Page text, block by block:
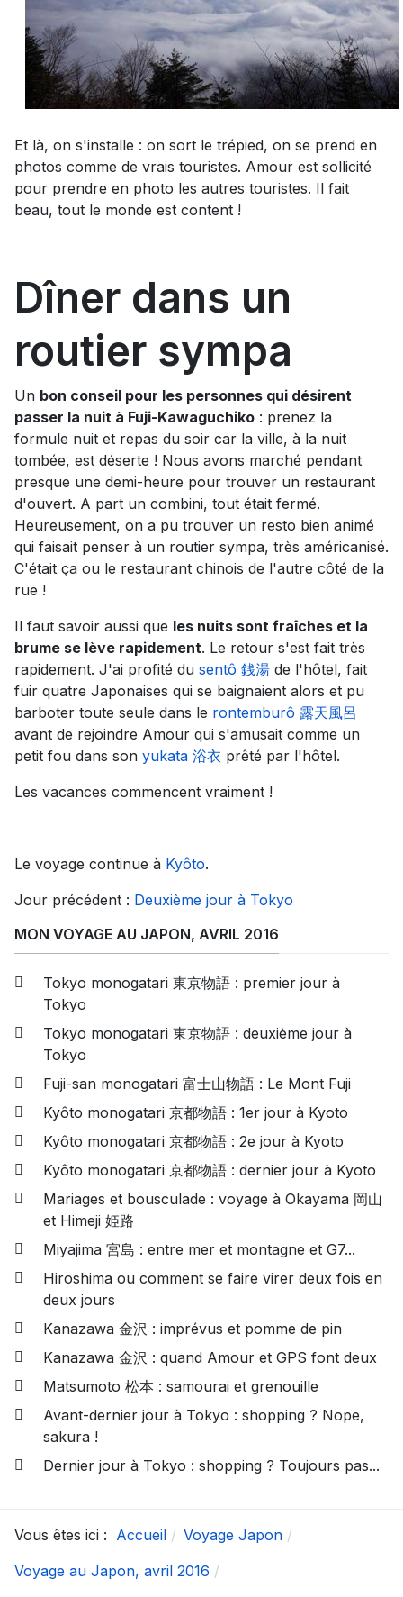
Et là, on s'installe : on sort le trépied, on se prend en
photos comme de vrais touristes. Amour est sollicité
pour prendre en photo les autres touristes. Il fait
beau, tout le monde est content !
Dîner dans un
routier sympa
Un bon conseil pour les personnes qui désirent
passer la nuit à Fuji-Kawaguchiko : prenez la
formule nuit et repas du soir car la ville, à la nuit
tombée, est déserte ! Nous avons marché pendant
presque une demi-heure pour trouver un restaurant
d'ouvert. A part un combini, tout était fermé.
Heureusement, on a pu trouver un resto bien animé
qui faisait penser à un routier sympa, très américanisé.
C'était ça ou le restaurant chinois de l'autre côté de la
rue !
Il faut savoir aussi que les nuits sont fraîches et la
brume se lève rapidement. Le retour s'est fait très
rapidement. J'ai profité du sentô 銭湯 de l'hôtel, fait
fuir quatre Japonaises qui se baignaient alors et pu
barboter toute seule dans le rontemburô 露天風呂
avant de rejoindre Amour qui s'amusait comme un
petit fou dans son yukata 浴衣 prêté par l'hôtel.
Les vacances commencent vraiment !
Le voyage continue à Kyôto.
Jour précédent : Deuxième jour à Tokyo
MON VOYAGE AU JAPON, AVRIL 2016
Tokyo monogatari 東京物語 : premier jour à
Tokyo
Tokyo monogatari 東京物語 : deuxième jour à
Tokyo
Fuji-san monogatari 富士山物語 : Le Mont Fuji
Kyôto monogatari 京都物語 : 1er jour à Kyoto
Kyôto monogatari 京都物語 : 2e jour à Kyoto
Kyôto monogatari 京都物語 : dernier jour à Kyoto
Mariages et bousculade : voyage à Okayama 岡山
et Himeji 姫路
Miyajima 宮島 : entre mer et montagne et G7...
Hiroshima ou comment se faire virer deux fois en
deux jours
Kanazawa 金沢 : imprévus et pomme de pin
Kanazawa 金沢 : quand Amour et GPS font deux
Matsumoto 松本 : samourai et grenouille
Avant-dernier jour à Tokyo : shopping ? Nope,
sakura !
Dernier jour à Tokyo : shopping ? Toujours pas...
Vous êtes ici : Accueil
Voyage Japon
Voyage au Japon, avril 2016